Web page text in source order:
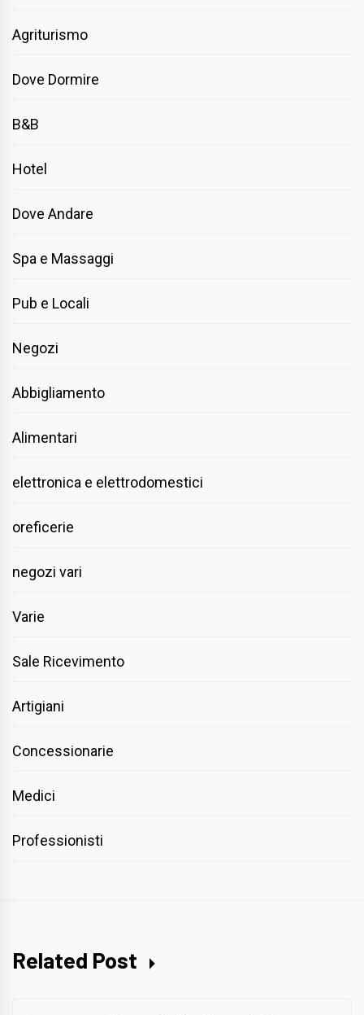
Agriturismo
Dove Dormire
B&B
Hotel
Dove Andare
Spa e Massaggi
Pub e Locali
Negozi
Abbigliamento
Alimentari
elettronica e elettrodomestici
oreficerie
negozi vari
Varie
Sale Ricevimento
Artigiani
Concessionarie
Medici
Professionisti
Related Post